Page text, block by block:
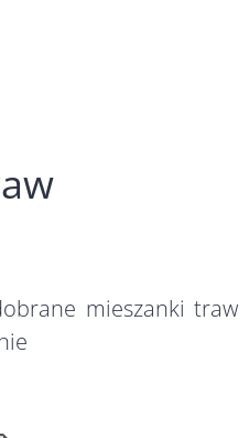
mieszanki traw